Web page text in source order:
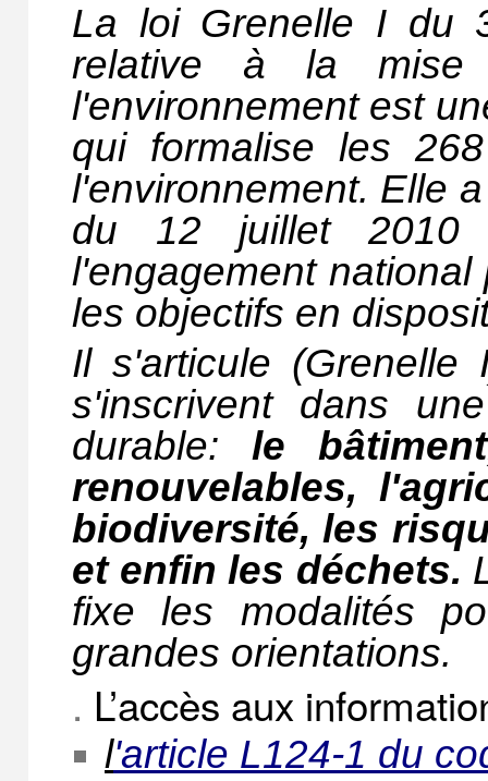
La loi Grenelle I du
relative à la
l'environnement est
qui formalise les
l'environnement. Elle
du 12 juillet 2010
l'engagement
les objectifs en
Il s'articule
s'inscrivent dans
durable: le
renouvelables,
biodiversité, les
et enfin les déchets.
fixe les modalités
grandes orientations.
. L’accès aux
l'article L124-1 du